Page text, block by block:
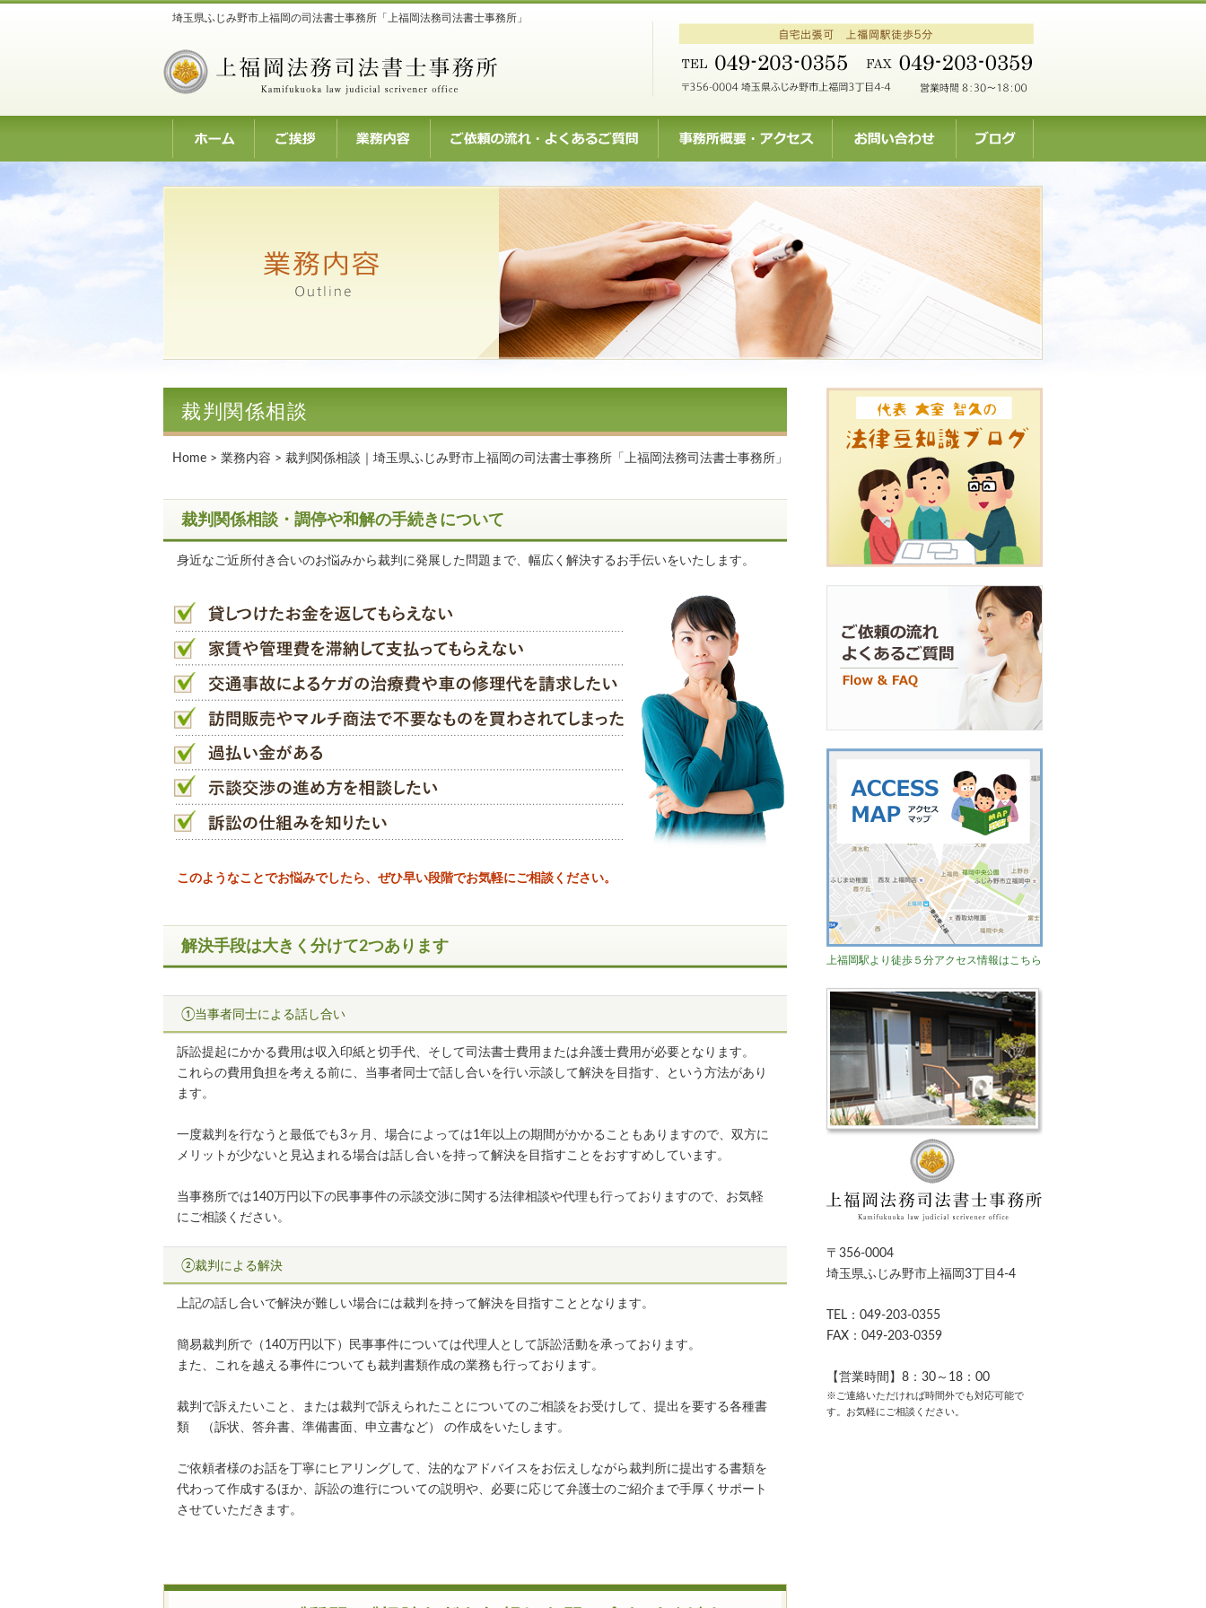
埼玉県ふじみ野市上福岡の司法書士事務所「上福岡法務司法書士事務所」
Home > 業務内容 > 裁判関係相談｜埼玉県ふじみ野市上福岡の司法書士事務所「上福岡法務司法書士事務所」
裁判関係相談
裁判関係相談・調停や和解の手続きについて
身近なご近所付き合いのお悩みから裁判に発展した問題まで、幅広く解決するお手伝いをいたします。
このようなことでお悩みでしたら、ぜひ早い段階でお気軽にご相談ください。
解決手段は大きく分けて2つあります
①当事者同士による話し合い
訴訟提起にかかる費用は収入印紙と切手代、そして司法書士費用または弁護士費用が必要となります。
これらの費用負担を考える前に、当事者同士で話し合いを行い示談して解決を目指す、という方法があり
ます。
一度裁判を行なうと最低でも3ヶ月、場合によっては1年以上の期間がかかることもありますので、双方に
メリットが少ないと見込まれる場合は話し合いを持って解決を目指すことをおすすめしています。
当事務所では140万円以下の民事事件の示談交渉に関する法律相談や代理も行っておりますので、お気軽
にご相談ください。
②裁判による解決
上記の話し合いで解決が難しい場合には裁判を持って解決を目指すこととなります。
簡易裁判所で（140万円以下）民事事件については代理人として訴訟活動を承っております。
また、これを越える事件についても裁判書類作成の業務も行っております。
裁判で訴えたいこと、または裁判で訴えられたことについてのご相談をお受けして、提出を要する各種書
類 （訴状、答弁書、準備書面、申立書など） の作成をいたします。
ご依頼者様のお話を丁寧にヒアリングして、法的なアドバイスをお伝えしながら裁判所に提出する書類を
代わって作成するほか、訴訟の進行についての説明や、必要に応じて弁護士のご紹介まで手厚くサポート
させていただきます。
上福岡駅より徒歩５分アクセス情報はこちら
〒356-0004
埼玉県ふじみ野市上福岡3丁目4-4
TEL：049-203-0355
FAX：049-203-0359
【営業時間】8：30～18：00
※ご連絡いただければ時間外でも対応可能で
す。お気軽にご相談ください。